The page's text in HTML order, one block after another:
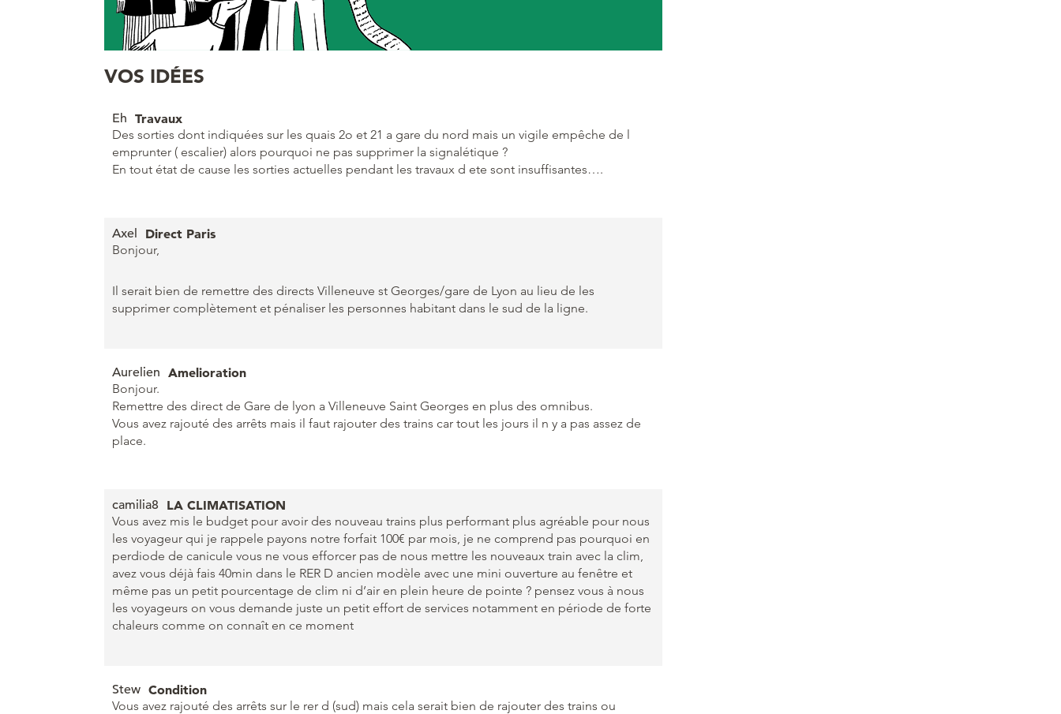
VOS IDÉES
Eh Travaux
Des sorties dont indiquées sur les quais 2o et 21 a gare du nord mais un vigile empêche de l
emprunter ( escalier) alors pourquoi ne pas supprimer la signalétique ?
En tout état de cause les sorties actuelles pendant les travaux d ete sont insuffisantes….
Axel Direct Paris
Bonjour,
Il serait bien de remettre des directs Villeneuve st Georges/gare de Lyon au lieu de les
supprimer complètement et pénaliser les personnes habitant dans le sud de la ligne.
Aurelien Amelioration
Bonjour.
Remettre des direct de Gare de lyon a Villeneuve Saint Georges en plus des omnibus.
Vous avez rajouté des arrêts mais il faut rajouter des trains car tout les jours il n y a pas assez de
place.
camilia8 LA CLIMATISATION
Vous avez mis le budget pour avoir des nouveau trains plus performant plus agréable pour nous
les voyageur qui je rappele payons notre forfait 100€ par mois, je ne comprend pas pourquoi en
perdiode de canicule vous ne vous efforcer pas de nous mettre les nouveaux train avec la clim,
avez vous déjà fais 40min dans le RER D ancien modèle avec une mini ouverture au fenêtre et
même pas un petit pourcentage de clim ni d’air en plein heure de pointe ? pensez vous à nous
les voyageurs on vous demande juste un petit effort de services notamment en période de forte
chaleurs comme on connaît en ce moment
Stew Condition
Vous avez rajouté des arrêts sur le rer d (sud) mais cela serait bien de rajouter des trains ou